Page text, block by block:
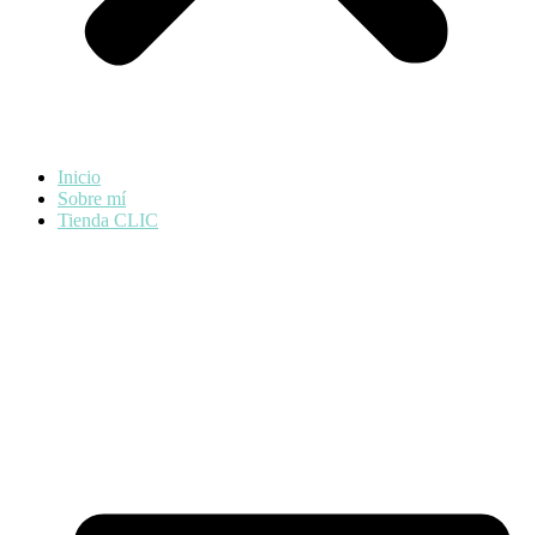
Inicio
Sobre mí
Tienda CLIC